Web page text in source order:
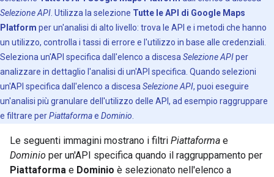
Selezione API. Utilizza la selezione Tutte le API di Google Maps
Platform per un'analisi di alto livello: trova le API e i metodi che hanno
un utilizzo, controlla i tassi di errore e l'utilizzo in base alle credenziali.
Seleziona un'API specifica dall'elenco a discesaSelezione APIper
analizzare in dettaglio l'analisi di un'API specifica. Quando selezioni
un'API specifica dall'elenco a discesaSelezione API, puoi eseguire
un'analisi più granulare dell'utilizzo delle API, ad esempio raggruppare
e filtrare perPiattaformae Dominio.
Le seguenti immagini mostrano i filtri Piattaforma e
Dominio per un'API specifica quando il raggruppamento per
Piattaforma e Dominio è selezionato nell'elenco a